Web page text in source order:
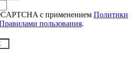
с применением Политики
пользования.